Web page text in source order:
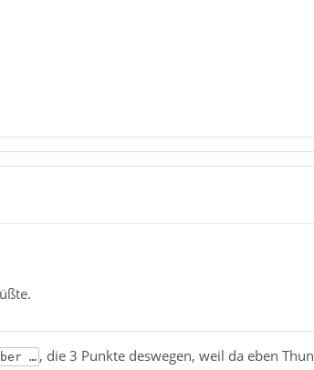
… , die 3 Punkte deswegen, weil da eben